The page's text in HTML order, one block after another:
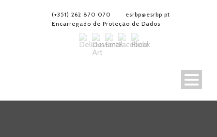
(+351) 262 870 070
esrbp@esrbp.pt
Encarregado de Proteção de Dados